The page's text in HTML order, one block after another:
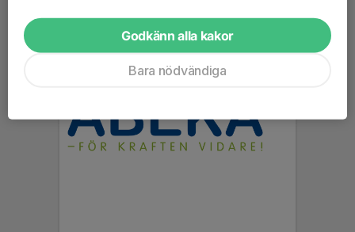
Godkänn alla kakor
Bara nödvändiga